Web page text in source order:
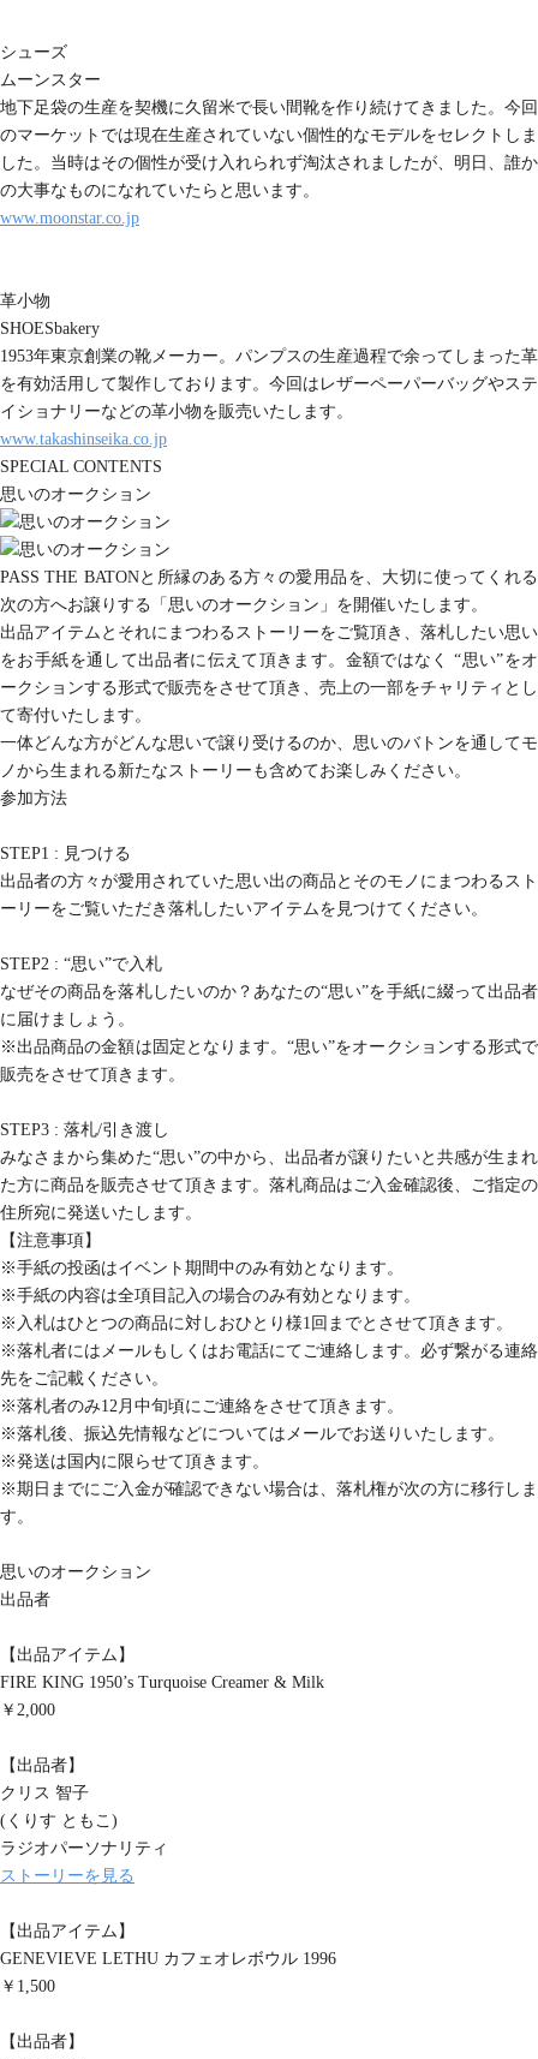
シューズ
ムーンスター
地下足袋の生産を契機に久留米で長い間靴を作り続けてきました。今回
のマーケットでは現在生産されていない個性的なモデルをセレクトしま
した。当時はその個性が受け入れられず淘汰されましたが、明日、誰か
の大事なものになれていたらと思います。
www.moonstar.co.jp
革小物
SHOESbakery
1953年東京創業の靴メーカー。パンプスの生産過程で余ってしまった革
を有効活用して製作しております。今回はレザーペーパーバッグやステ
イショナリーなどの革小物を販売いたします。
www.takashinseika.co.jp
SPECIAL CONTENTS
思いのオークション
PASS THE BATONと所縁のある方々の愛用品を、大切に使ってくれる
次の方へお譲りする「思いのオークション」を開催いたします。
出品アイテムとそれにまつわるストーリーをご覧頂き、落札したい思い
をお手紙を通して出品者に伝えて頂きます。金額ではなく “思い”をオ
ークションする形式で販売をさせて頂き、売上の一部をチャリティとし
て寄付いたします。
一体どんな方がどんな思いで譲り受けるのか、思いのバトンを通してモ
ノから生まれる新たなストーリーも含めてお楽しみください。
参加方法
STEP1 : 見つける
出品者の方々が愛用されていた思い出の商品とそのモノにまつわるスト
ーリーをご覧いただき落札したいアイテムを見つけてください。
STEP2 : “思い”で入札
なぜその商品を落札したいのか？あなたの“思い”を手紙に綴って出品者
に届けましょう。
※出品商品の金額は固定となります。“思い”をオークションする形式で
販売をさせて頂きます。
STEP3 : 落札/引き渡し
みなさまから集めた“思い”の中から、出品者が譲りたいと共感が生まれ
た方に商品を販売させて頂きます。落札商品はご入金確認後、ご指定の
住所宛に発送いたします。
【注意事項】
※手紙の投函はイベント期間中のみ有効となります。
※手紙の内容は全項目記入の場合のみ有効となります。
※入札はひとつの商品に対しおひとり様1回までとさせて頂きます。
※落札者にはメールもしくはお電話にてご連絡します。必ず繋がる連絡
先をご記載ください。
※落札者のみ12月中旬頃にご連絡をさせて頂きます。
※落札後、振込先情報などについてはメールでお送りいたします。
※発送は国内に限らせて頂きます。
※期日までにご入金が確認できない場合は、落札権が次の方に移行しま
す。
思いのオークション
出品者
【出品アイテム】
FIRE KING 1950’s Turquoise Creamer & Milk
￥2,000
【出品者】
クリス 智子
(くりす ともこ)
ラジオパーソナリティ
ストーリーを見る
【出品アイテム】
GENEVIEVE LETHU カフェオレボウル 1996
￥1,500
【出品者】